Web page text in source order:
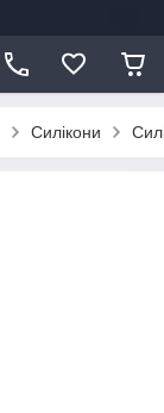
Силікони